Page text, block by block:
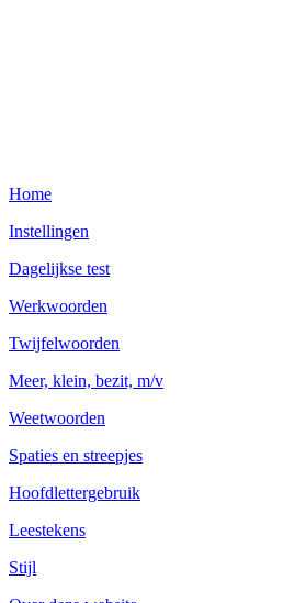
Home
Instellingen
Dagelijkse test
Werkwoorden
Twijfelwoorden
Meer, klein, bezit, m/v
Weetwoorden
Spaties en streepjes
Hoofdlettergebruik
Leestekens
Stijl